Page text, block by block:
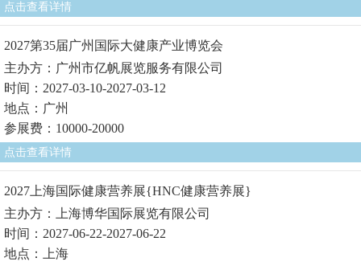
点击查看详情
2027第35届广州国际大健康产业博览会
主办方：广州市亿帆展览服务有限公司
时间：2027-03-10-2027-03-12
地点：广州
参展费：10000-20000
点击查看详情
2027上海国际健康营养展{HNC健康营养展}
主办方：上海博华国际展览有限公司
时间：2027-06-22-2027-06-22
地点：上海